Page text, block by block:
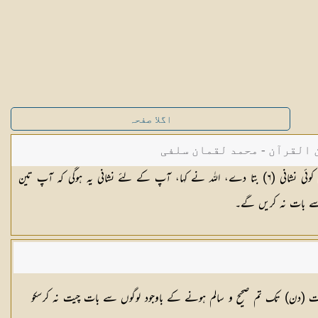
اگلا صفحہ
القرآن - محمد لقمان سلفی
نشانی (٦) بتا دے، اللہ نے کہا، آپ کے لئے نشانی یہ ہوگی کہ آپ تین
بات نہ کریں گے۔
میں ہمارے ہاں لڑکے کی پیدائش ہونے والی ہو تو مجھے پہلے سے اس کا پتا چل جائے۔ ف 9 یعنی جب تین رات (دن) تک تم صحیح و سالم ہونے کے باوجود لوگوں سے بات چیت نہ کرسکو